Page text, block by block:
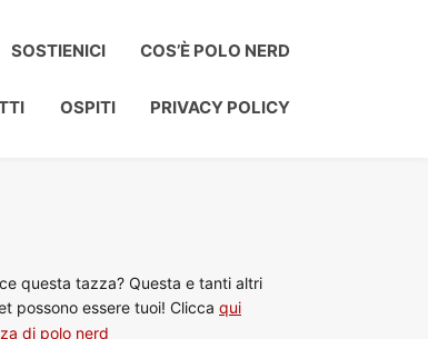
SOSTIENICI COS’È POLO NERD
OSPITI PRIVACY POLICY
questa tazza? Questa e tanti altri
possono essere tuoi! Clicca qui